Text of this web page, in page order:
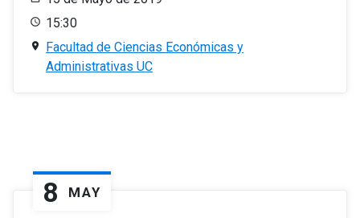
15:30
Facultad de Ciencias Económicas y
Administrativas UC
8 MAY